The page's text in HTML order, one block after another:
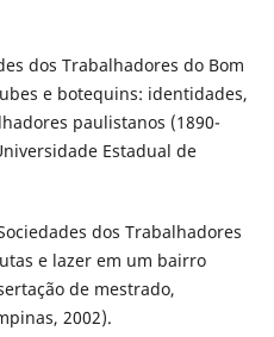
dos Trabalhadores do Bom
e botequins: identidades,
paulistanos (1890-
Estadual de
dos Trabalhadores
e lazer em um bairro
de mestrado,
2002).